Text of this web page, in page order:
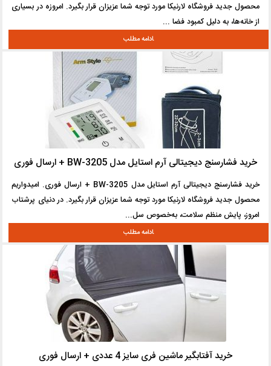
محصول جدید فروشگاه لارنیکا مورد توجه شما عزیزان قرار بگیرد. امروزه در بسیاری
از خانه‌ها، به دلیل کمبود فضا ...
خرید فشارسنج دیجیتالی آرم استایل مدل BW-3205 + ارسال فوری
خرید فشارسنج دیجیتالی آرم استایل مدل BW-3205 + ارسال فوری. امیدواریم
محصول جدید فروشگاه لارنیکا مورد توجه شما عزیزان قرار بگیرد. در دنیای پرشتاب
امروز، پایش منظم سلامت، به‌خصوص سل...
خرید آفتابگیر ماشین فری سایز 4 عددی + ارسال فوری